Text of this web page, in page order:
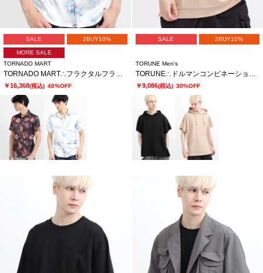
SALE 2BUY10%
MORE SALE
TORNADO MART
￥16,368(税込) 40%OFF
SALE 2BUY10%
TORUNE Men's
￥9,086(税込) 30%OFF